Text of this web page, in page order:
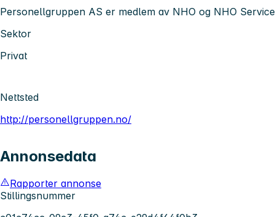
Personellgruppen AS er medlem av NHO og NHO Service
Sektor
Privat
Nettsted
http://personellgruppen.no/
Annonsedata
Rapporter annonse
Stillingsnummer